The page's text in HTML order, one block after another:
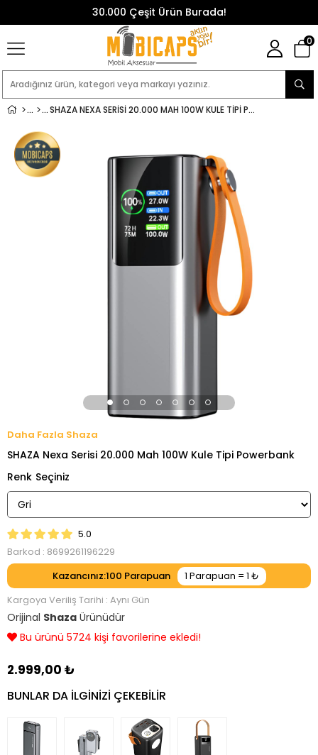
30.000 Çeşit Ürün Burada!
0
SHAZA NEXA SERISI 20.000 MAH 100W KULE TIPI POWERBANK
Shaza
SHAZA Nexa Serisi 20.000 Mah 100W Kule Tipi Powerbank
Renk
5.0
Barkod : 8699261196229
Kazancınız:100
Kargoya Veriliş Tarihi : Aynı Gün
Orijinal Shaza Ürünüdür
Son 24 saatte 4226 kişi görüntüledi!
2.999,00 ₺
BUNLAR DA ILGINIZI ÇEKEBILIR